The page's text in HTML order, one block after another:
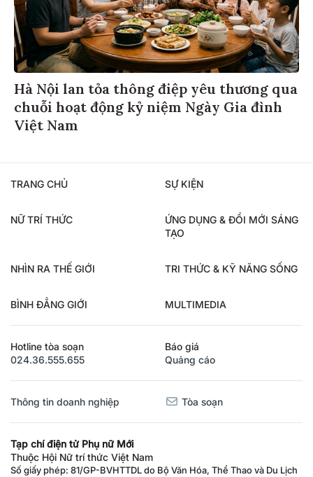
Hà Nội lan tỏa thông điệp yêu thương qua
chuỗi hoạt động kỷ niệm Ngày Gia đình
Việt Nam
TRANG CHỦ SỰ KIỆN
NỮ TRÍ THỨC
ỨNG DỤNG & ĐỔI MỚI SÁNG
TẠO
NHÌN RA THẾ GIỚI TRI THỨC & KỸ NĂNG SỐNG
BÌNH ĐẲNG GIỚI MULTIMEDIA
Hotline tòa soạn
024.36.555.655
Báo giá
Quảng cáo
Thông tin doanh nghiệp Tòa soạn
Tạp chí điện tử Phụ nữ Mới
Thuộc Hội Nữ trí thức Việt Nam
Số giấy phép: 81/GP-BVHTTDL do Bộ Văn Hóa, Thể Thao và Du Lịch